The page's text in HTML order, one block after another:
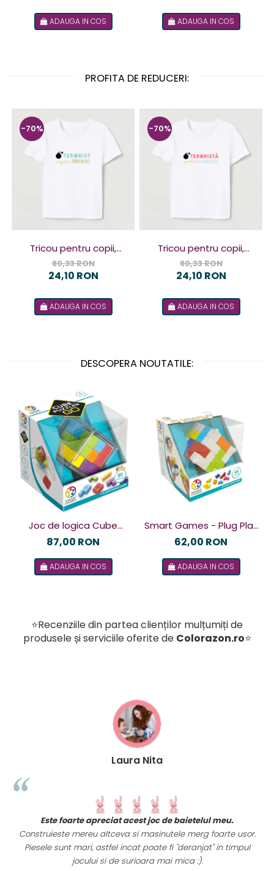
ADAUGA IN COS ADAUGA IN COS
PROFITA DE REDUCERI:
-70%
Tricou pentru copii,
design Terorist
80,33 RON
24,10 RON
ADAUGA IN COS
-70%
Tricou pentru copii,
design Terorista
80,33 RON
24,10 RON
ADAUGA IN COS
DESCOPERA NOUTATILE:
Joc de logica Cube
Puzzler Go, Smart
87,00 RON
ADAUGA IN COS
Smart Games - Plug Play
Puzzler, joc de logica cu
romana
62,00 RON
ADAUGA IN COS
⭐Recenziile din partea clienților mulțumiți de
produsele și serviciile oferite de Colorazon.ro⭐
Laura Nita
Este foarte apreciat acest joc de baietelul meu.
Construieste mereu altceva si masinutele merg foarte usor.
Piesele sunt mari, astfel incat poate fi "deranjat" in timpul
jocului si de surioara mai mica :).